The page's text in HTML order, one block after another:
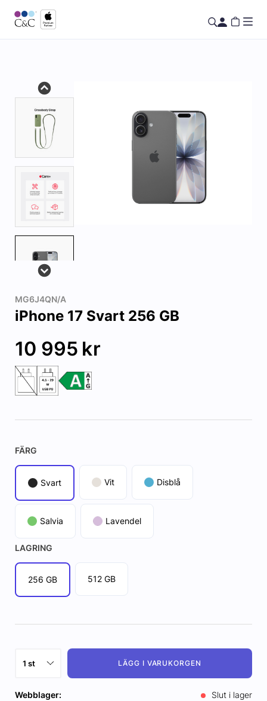
MG6J4QN/A
iPhone 17 Svart 256 GB
10 995 kr
FÄRG
Svart Vit Disblå
Salvia Lavendel
LAGRING
256 GB 512 GB
LÄGG I VARUKORGEN
Webblager:
Slut i lager